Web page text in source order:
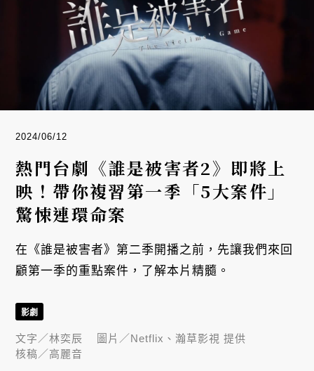
2024/06/12
熱門台劇《誰是被害者2》即將上
映！帶你複習第一季「5大案件」
驚悚連環命案
在《誰是被害者》第二季開播之前，先讓我們來回
顧第一季的重點案件，了解本片精髓。
影劇
文字／林奕辰 圖片／Netflix、瀚草影視 提供
核稿／高麗音